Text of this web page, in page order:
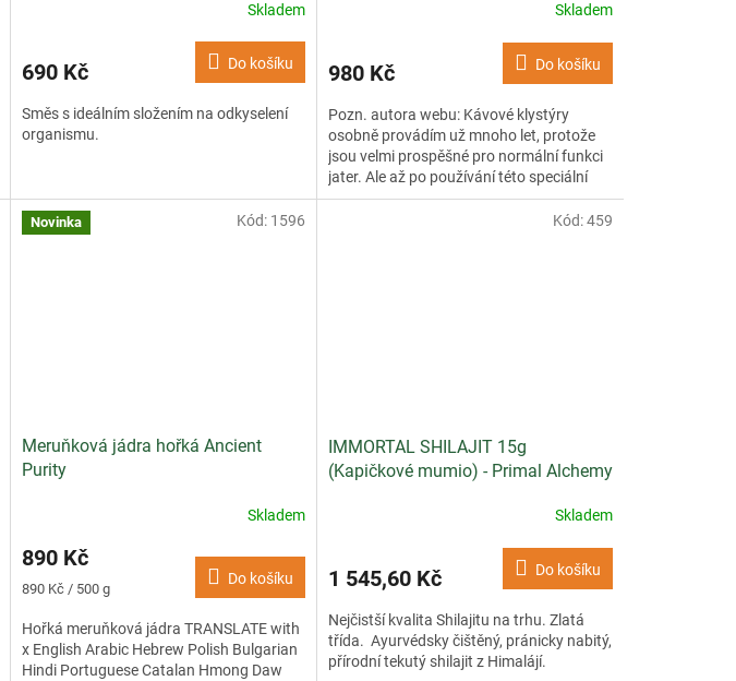
Skladem
690 Kč Do košíku
Směs s ideálním složením na odkyselení
organismu.
Skladem
980 Kč Do košíku
Pozn. autora webu: Kávové klystýry
osobně provádím už mnoho let, protože
jsou velmi prospěšné pro normální funkci
jater. Ale až po používání této speciální
detoxikační...
Novinka
Meruňková jádra hořká Ancient
Purity
Skladem
890 Kč
Měrná
890 Kč / 500 g
Do košíku
Hořká meruňková jádra TRANSLATE with
x English Arabic Hebrew Polish Bulgarian
Hindi Portuguese Catalan Hmong Daw
Kód: 1596
IMMORTAL SHILAJIT 15g
(Kapičkové mumio) - Primal Alchemy
Skladem
1 545,60 Kč Do košíku
Nejčistší kvalita Shilajitu na trhu. Zlatá
třída. Ayurvédsky čištěný, pránicky nabitý,
přírodní tekutý shilajit z Himalájí.
Kód:459